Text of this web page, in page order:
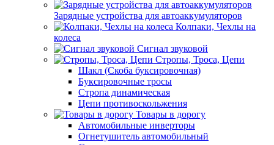
Зарядные устройства для автоаккумуляторов
Колпаки, Чехлы на
колеса
Сигнал звуковой
Стропы, Троса, Цепи
Шакл (Скоба буксировочная)
Буксировочные тросы
Стропа динамическая
Цепи противоскольжения
Товары в дорогу
Автомобильные инверторы
Огнетушитель автомобильный